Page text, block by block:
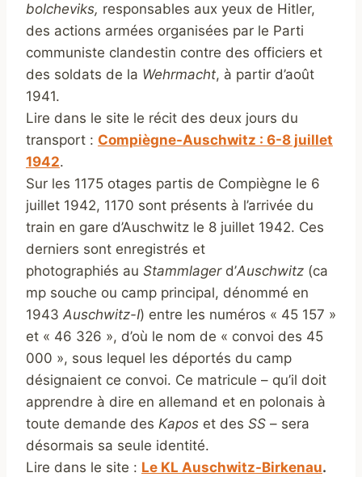
bolcheviks, responsables aux yeux de Hitler,
des actions armées organisées par le Parti
communiste clandestin contre des officiers et
des soldats de la Wehrmacht, à partir d’août
1941.
Lire dans le site le récit des deux jours du
transport : Compiègne-Auschwitz : 6-8 juillet
1942.
Sur les 1175 otages partis de Compiègne le 6
juillet 1942, 1170 sont présents à l’arrivée du
train en gare d’Auschwitz le 8 juillet 1942. Ces
derniers sont enregistrés et
photographiés au Stammlagerd’Auschwitz (ca
mp souche ou camp principal, dénommé en
1943 Auschwitz-I) entre les numéros « 45 157 »
et « 46 326 », d’où le nom de « convoi des 45
000 », sous lequel les déportés du camp
désignaient ce convoi. Ce matricule – qu’il doit
apprendre à dire en allemand et en polonais à
toute demande des Kapos et des SS – sera
désormais sa seule identité.
Lire dans le site : Le KL Auschwitz-Birkenau.